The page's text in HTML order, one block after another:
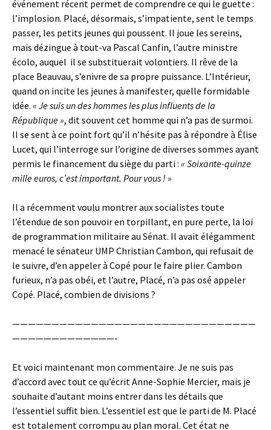
événement récent permet de comprendre ce qui le guette :
l’implosion. Placé, désormais, s’impatiente, sent le temps
passer, les petits jeunes qui poussent. Il joue les sereins,
mais dézingue à tout-va Pascal Canfin, l’autre ministre
écolo, auquel il se substituerait volontiers. Il rêve de la
place Beauvau, s’enivre de sa propre puissance. L’Intérieur,
quand on incite les jeunes à manifester, quelle formidable
idée. « Je suis un des hommes les plus influents de la
République », dit souvent cet homme qui n’a pas de surmoi.
Il se sent à ce point fort qu’il n’hésite pas à répondre à Élise
Lucet, qui l’interroge sur l’origine de diverses sommes ayant
permis le financement du siège du parti : « Soixante-quinze
mille euros, c’est important. Pour vous ! »
Il a récemment voulu montrer aux socialistes toute
l’étendue de son pouvoir en torpillant, en pure perte, la loi
de programmation militaire au Sénat. Il avait élégamment
menacé le sénateur UMP Christian Cambon, qui refusait de
le suivre, d’en appeler à Copé pour le faire plier. Cambon
furieux, n’a pas obéi, et l’autre, Placé, n’a pas osé appeler
Copé. Placé, combien de divisions ?
———————————————————————————————
—————————————-
Et voici maintenant mon commentaire. Je ne suis pas
d’accord avec tout ce qu’écrit Anne-Sophie Mercier, mais je
souhaite d’autant moins entrer dans les détails que
l’essentiel suffit bien. L’essentiel est que le parti de M. Placé
est totalement corrompu au plan moral. Cet état ne